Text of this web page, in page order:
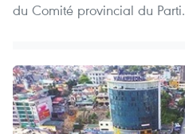
du Comité provincial du Parti.